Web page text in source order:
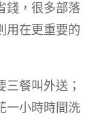
錢，很多部落
用在更重要的
餐叫外送；
一小時時間洗